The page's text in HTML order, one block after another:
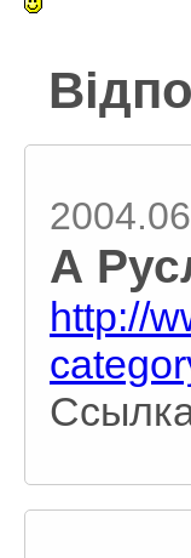
А
http://